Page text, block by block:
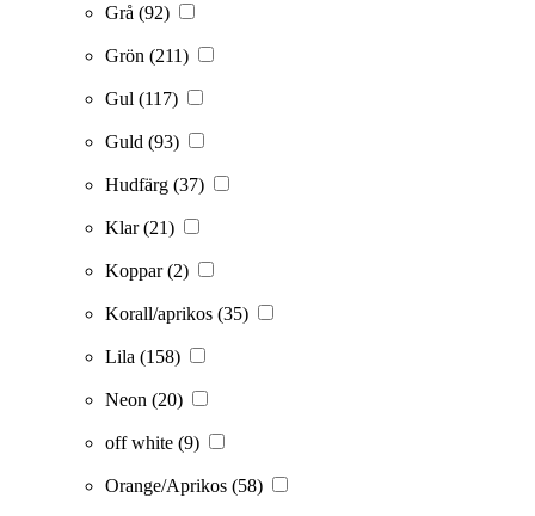
Grå (92)
Grön (211)
Gul (117)
Guld (93)
Hudfärg (37)
Klar(21)
Koppar(2)
Korall/aprikos (35)
Lila (158)
Neon (20)
off white (9)
Orange/Aprikos (58)